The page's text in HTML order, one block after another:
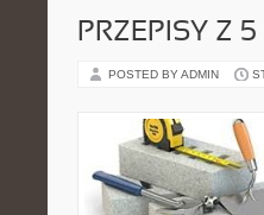
PRZEPISY Z
POSTED BY ADMIN